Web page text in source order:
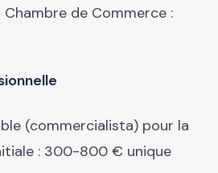
de Commerce :
(commercialista) pour la
: 300-800 € unique